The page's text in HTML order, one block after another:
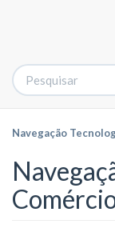
Navegação